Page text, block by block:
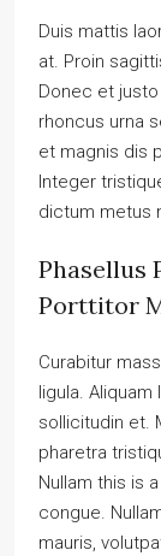
Duis mattis
at. Proin
Donec et
rhoncus urna
et magnis dis
Integer
dictum metus
Phasellus
Porttitor
Curabitur
ligula.
sollicitudin et.
pharetra
Nullam this is
congue.
mauris,